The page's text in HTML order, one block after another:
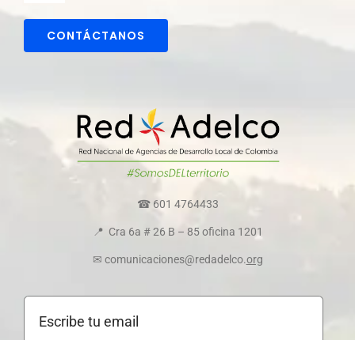
Comunicaciones
Transparencia y ética empresarial
CONTÁCTANOS
☎ 601 4764433
📍 Cra 6a # 26 B – 85 oficina 1201
✉ comunicaciones@redadelco.org